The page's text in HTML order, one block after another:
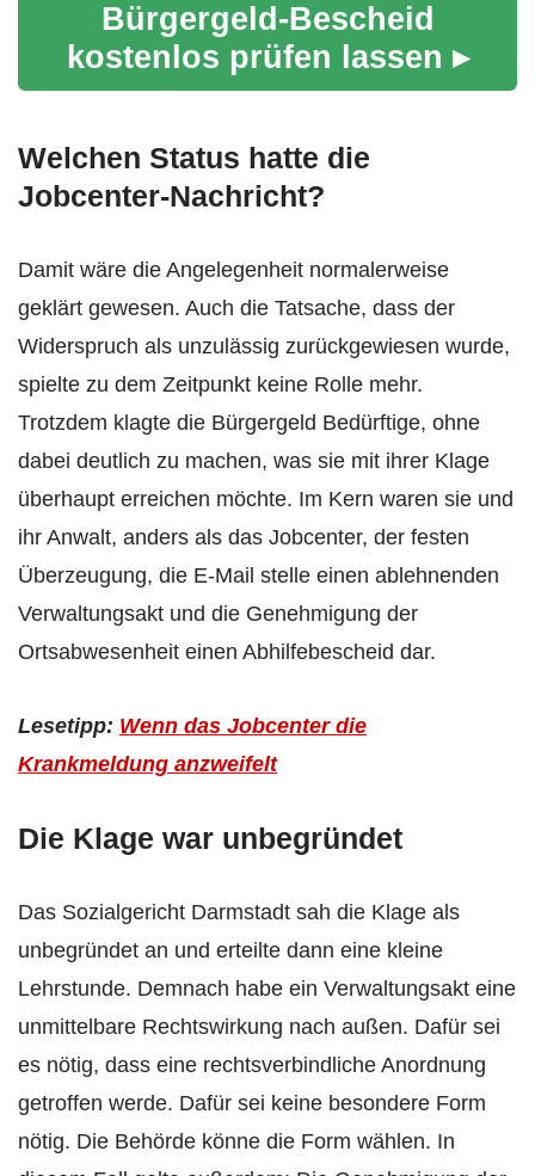
Bürgergeld-Bescheid
kostenlos prüfen lassen ▸
Welchen Status hatte die
Jobcenter-Nachricht?
Damit wäre die Angelegenheit normalerweise
geklärt gewesen. Auch die Tatsache, dass der
Widerspruch als unzulässig zurückgewiesen wurde,
spielte zu dem Zeitpunkt keine Rolle mehr.
Trotzdem klagte die Bürgergeld Bedürftige, ohne
dabei deutlich zu machen, was sie mit ihrer Klage
überhaupt erreichen möchte. Im Kern waren sie und
ihr Anwalt, anders als das Jobcenter, der festen
Überzeugung, die E-Mail stelle einen ablehnenden
Verwaltungsakt und die Genehmigung der
Ortsabwesenheit einen Abhilfebescheid dar.
Lesetipp: Wenn das Jobcenter die
Krankmeldung anzweifelt
Die Klage war unbegründet
Das Sozialgericht Darmstadt sah die Klage als
unbegründet an und erteilte dann eine kleine
Lehrstunde. Demnach habe ein Verwaltungsakt eine
unmittelbare Rechtswirkung nach außen. Dafür sei
es nötig, dass eine rechtsverbindliche Anordnung
getroffen werde. Dafür sei keine besondere Form
nötig. Die Behörde könne die Form wählen. In